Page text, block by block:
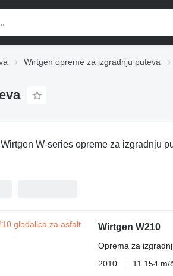
Wirtgen opreme za izgradnju puteva
Wirtgen W-series opreme za izgradnju
Wirtgen W210
Oprema za
2010
11.154 m/